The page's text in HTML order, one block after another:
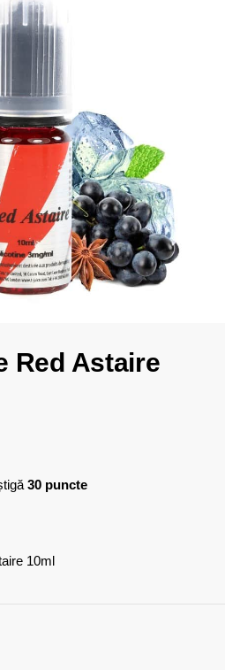
Red Astaire
30 puncte
10ml